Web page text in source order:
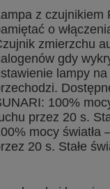
z czujnikiem
o
zmierzchu
gdy
lampy
100%
przez 20 s.
mocy światła
20 s. Stałe